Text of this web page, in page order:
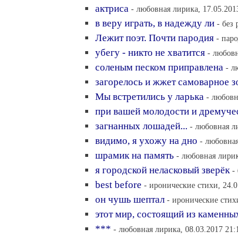
актриса - любовная лирика,
в веру играть, в надежду ли - без
Лежит поэт. Почти пародия -
убегу - никто не хватится -
соленым песком приправлена -
загорелось и жжет самоварное
Мы встретились у ларька -
при вашей молодости и
загнанных лошадей... - любовная
видимо, я ухожу на дно -
шрамик на память - любовная
я городской неласковый зверёк -
best before - иронические стихи,
он чушь шептал - иронические
этот мир, состоящий из
*** - любовная лирика, 08.03.2017